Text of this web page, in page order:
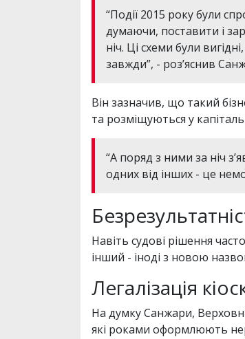
“Події 2015 року були
думаючи, поставити і
ніч. Ці схеми були
завжди”, - роз’яснив
Він зазначив, що такий
та розміщуються у
“А поряд з ними за ніч
одних від інших - це
Навіть судові рішення
інший - іноді з новою
Легалізація
На думку Санжари,
які роками оформлюють